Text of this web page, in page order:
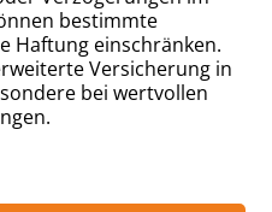
bestimmte
Haftung einschränken.
Versicherung in
bei wertvollen